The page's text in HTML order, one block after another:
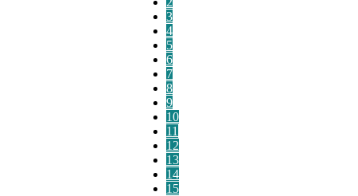
3
4
5
6
7
8
9
10
11
12
13
14
15